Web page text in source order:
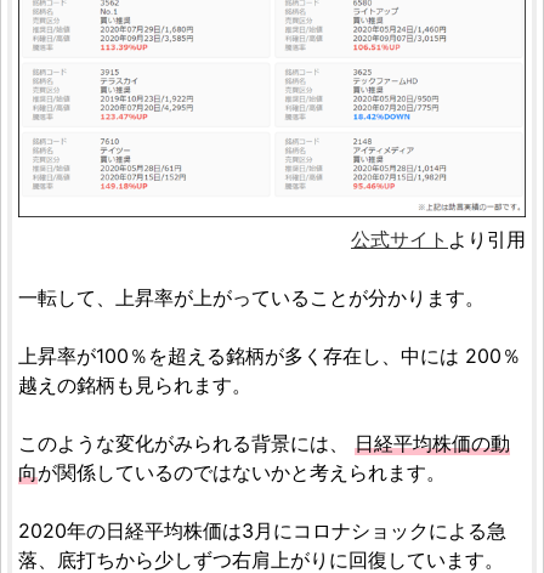
公式サイト より引用
一転して、上昇率が上がっていることが分かります。
上昇率が100％を超える銘柄が多く存在し、中には 200％
越えの銘柄も見られます。
このような変化がみられる背景には、 日経平均株価の動
向が関係しているのではないかと考えられます。
2020年の日経平均株価は3月にコロナショックによる急
落、底打ちから少しずつ右肩上がりに回復しています。